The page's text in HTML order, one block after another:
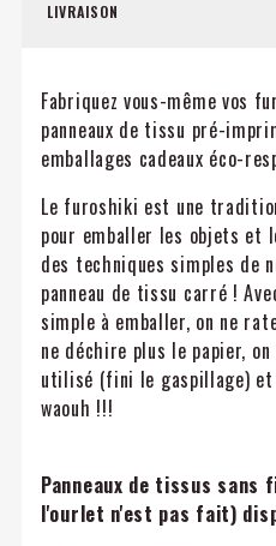
LIVRAISON
Fabriquez vous-même vos
panneaux de tissu pré-
emballages cadeaux éco-
Le furoshiki est une
pour emballer les objets et
des techniques simples de
panneau de tissu carré !
simple à emballer, on ne
ne déchire plus le papier,
utilisé (fini le gaspillage)
waouh !!!
Panneaux de tissus
l'ourlet n'est pas fait)